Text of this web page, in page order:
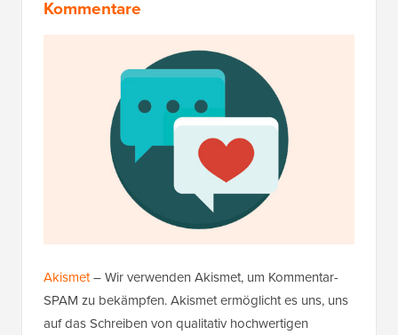
Kommentare
Akismet– Wir verwenden Akismet, um Kommentar-
SPAM zu bekämpfen. Akismet ermöglicht es uns, uns
auf das Schreiben von qualitativ hochwertigen